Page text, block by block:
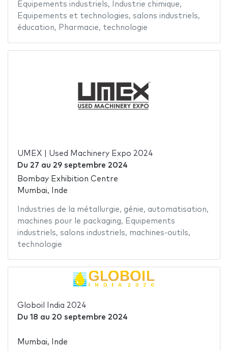
Equipements industriels, Industrie chimique,
Equipements et technologies, salons industriels,
éducation, Pharmacie, technologie
UMEX | Used Machinery Expo 2024
Du 27 au 29 septembre 2024
Bombay Exhibition Centre
Mumbai, Inde
Industries de la métallurgie, génie, automatisation,
machines pour le packaging, Equipements
industriels, salons industriels, machines-outils,
technologie
Globoil India 2024
Du 18 au 20 septembre 2024
Mumbai, Inde